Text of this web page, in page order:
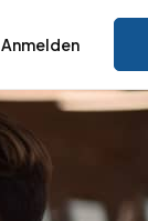
Anmelden